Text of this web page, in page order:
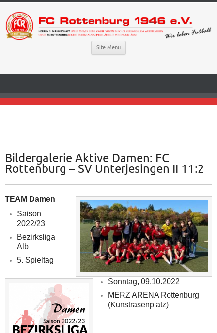
Site Menu
Bildergalerie Aktive Damen: FC
Rottenburg – SV Unterjesingen II 11:2
TEAM Damen
Saison
2022/23
Bezirksliga
Alb
5. Spieltag
Sonntag, 09.10.2022
MERZ ARENA Rottenburg
(Kunstrasenplatz)